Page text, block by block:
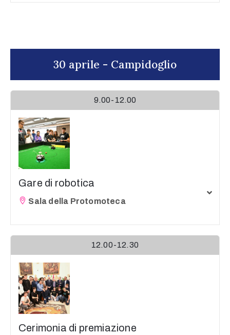
30 aprile - Campidoglio
9.00-12.00
Gare di robotica
Sala della Protomoteca
12.00-12.30
Cerimonia di premiazione